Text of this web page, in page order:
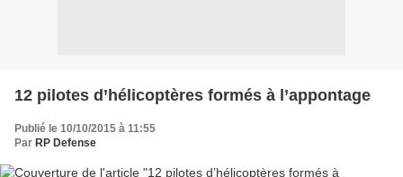
12 pilotes d’hélicoptères formés à l’appontage
Publié le 10/10/2015 à 11:55
Par RP Defense